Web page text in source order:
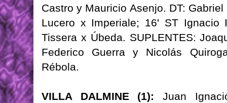
Castro y Mauricio Asenjo. DT:
Lucero x Imperiale; 16' ST
Tissera x Úbeda. SUPLENTES:
Federico Guerra y Nicolás
Rébola.
VILLA DALMINE (1):
Juan